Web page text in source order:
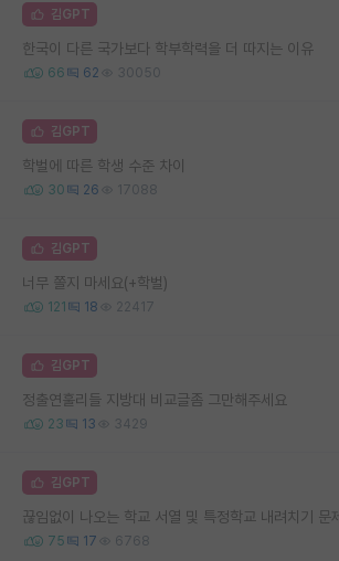
김GPT
한국이 다른 국가보다 학부학력을 더 따지는 이유
66 62 30050
김GPT
학벌에 따른 학생 수준 차이
30 26 17088
김GPT
너무 쫄지 마세요(+학벌)
121 18 22417
김GPT
정출연훌리들 지방대 비교글좀 그만해주세요
23 13 3429
김GPT
끊임없이 나오는 학교 서열 및 특정학교 내려치기 문제
75 17 6768